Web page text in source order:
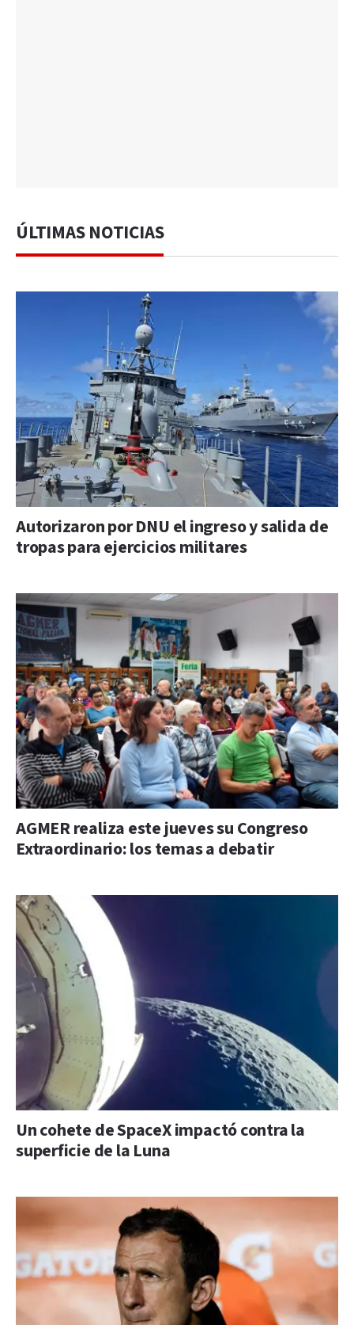
ÚLTIMAS NOTICIAS
Autorizaron por DNU el ingreso y salida de
tropas para ejercicios militares
AGMER realiza este jueves su Congreso
Extraordinario: los temas a debatir
Un cohete de SpaceX impactó contra la
superficie de la Luna